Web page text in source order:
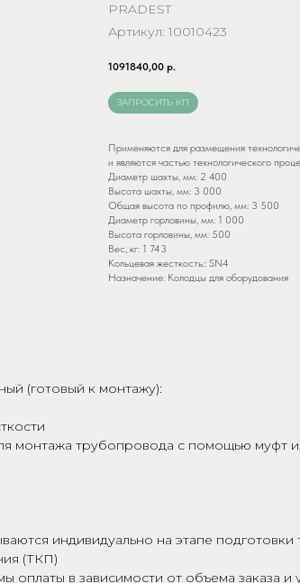
PRADEST
Артикул: 10010423
1091840,00 р.
ЗАПРОСИТЬ КП
Применяются для размещения
и являются частью технологического
Диаметр шахты, мм: 2 400
Высота шахты, мм: 3 000
Общая высота по профилю, мм: 3 500
Диаметр горловины, мм: 1 000
Высота горловины, мм: 500
Вес, кг: 1 743
Кольцевая жесткость:: SN4
Назначение: Колодцы для оборудования
(готовый к монтажу):
монтажа трубопровода с помощью муфт
индивидуально на этапе подготовки
(ТКП)
оплаты в зависимости от объема заказа и